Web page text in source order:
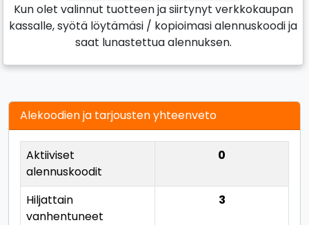
Kun olet valinnut tuotteen ja siirtynyt verkkokaupan
kassalle, syötä löytämäsi / kopioimasi alennuskoodi ja
saat lunastettua alennuksen.
Alekoodien ja tarjousten yhteenveto
Aktiiviset
alennuskoodit
0
Hiljattain
vanhentuneet
3